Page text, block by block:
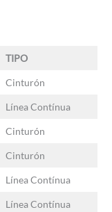
TIPO
Cinturón
Línea Contínua
Cinturón
Cinturón
Línea Contínua
Línea Contínua